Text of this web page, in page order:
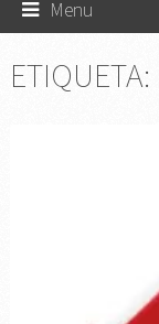
Menu
ETIQUETA: